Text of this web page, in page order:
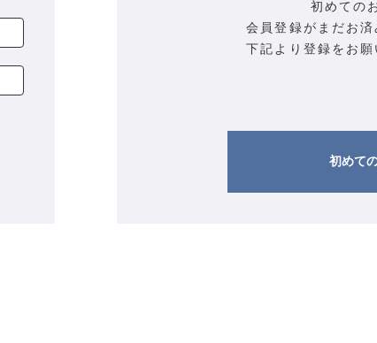
初めての
会員登録がまだお済
下記より登録をお願
初めて